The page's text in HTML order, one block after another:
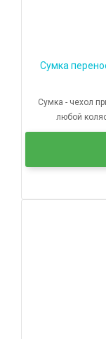
Сумка
Сумка - чехол
любой